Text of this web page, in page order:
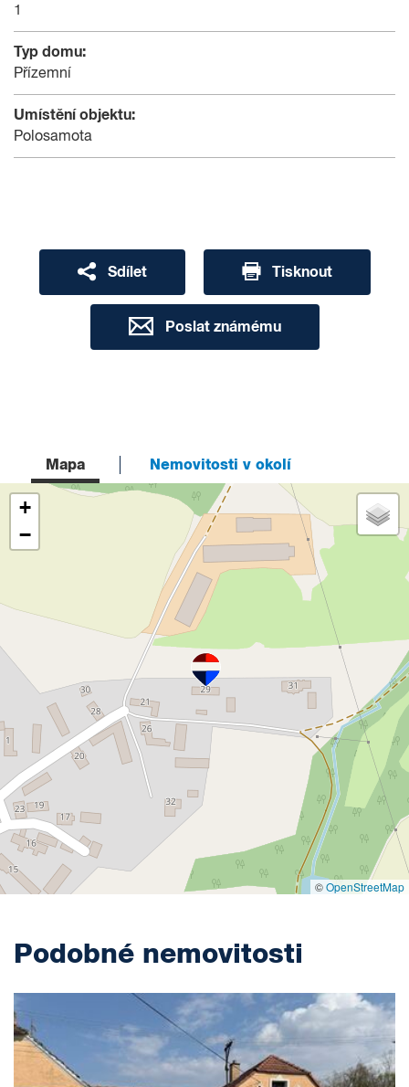
1
Typ domu:
Přízemní
Umístění objektu:
Polosamota
Sdílet Tisknout
Poslat známému
Mapa Nemovitosti v okolí
+
−
©OpenStreetMap
Podobné nemovitosti